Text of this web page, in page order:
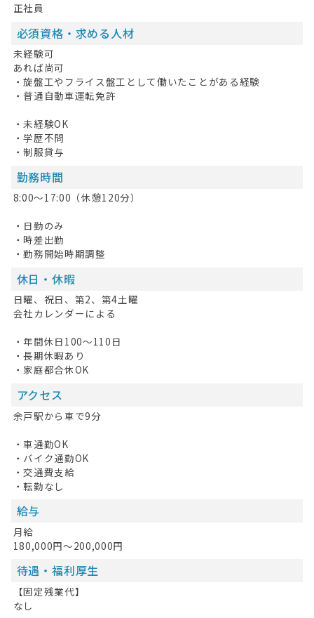
HOME
無料会員登録
ログイン
キープした求人 0
最近見た求人
お問い合わせ
掲載希望の方へ
正社員
必須資格・求める人材
未経験可
あれば尚可
・旋盤工やフライス盤工として働いたことがある経験
・普通自動車運転免許
・未経験OK
・学歴不問
・制服貸与
勤務時間
8:00～17:00（休憩120分）
・日勤のみ
・時差出勤
・勤務開始時期調整
休日・休暇
日曜、祝日、第2、第4土曜
会社カレンダーによる
・年間休日100～110日
・長期休暇あり
・家庭都合休OK
アクセス
余戸駅から車で9分
・車通勤OK
・バイク通勤OK
・交通費支給
・転勤なし
給与
月給
180,000円～200,000円
待遇・福利厚生
【固定残業代】
なし